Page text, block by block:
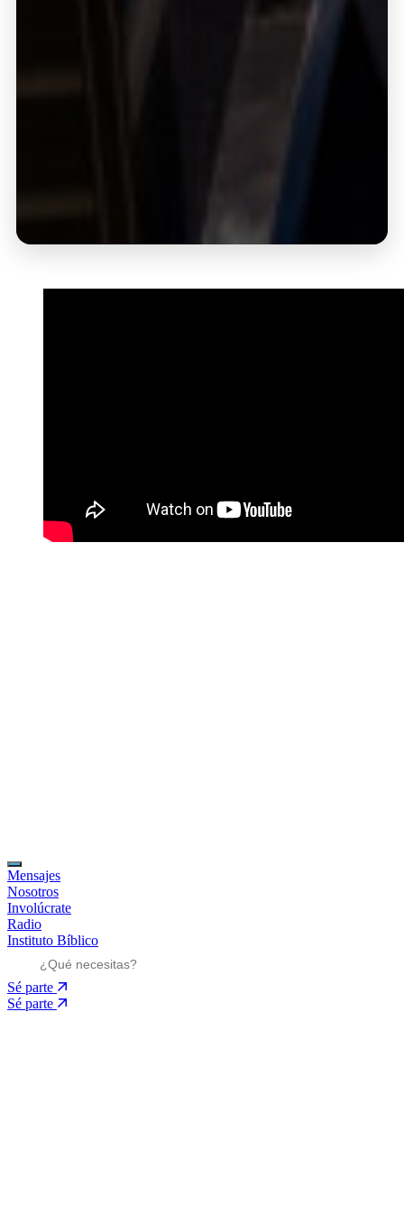
Mensajes
Nosotros
Involúcrate
Radio
Instituto Bíblico
Sé parte
Sé parte